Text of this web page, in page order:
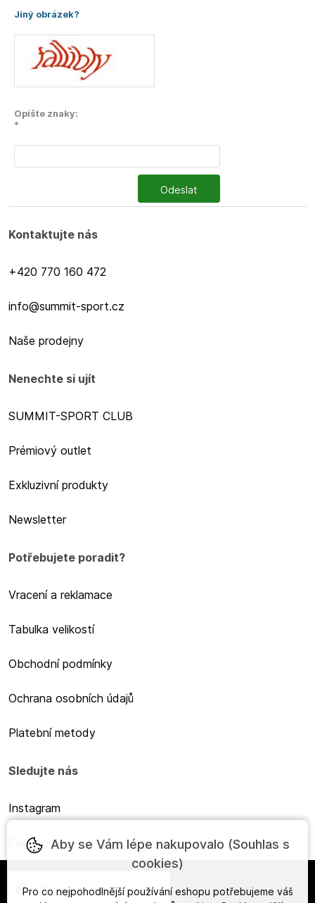
Jiný obrázek?
Opište znaky:
*
Odeslat
Kontaktujte nás
+420 770 160 472
info@summit-sport.cz
Naše prodejny
Nenechte si ujít
SUMMIT-SPORT CLUB
Prémiový outlet
Exkluzivní produkty
Newsletter
Potřebujete poradit?
Vracení a reklamace
Tabulka velikostí
Obchodní podmínky
Ochrana osobních údajů
Platební metody
Sledujte nás
Instagram
Facebook
Česky
Aby se Vám lépe nakupovalo (Souhlas s
cookies)
Pro co nejpohodlnější používání eshopu potřebujeme váš